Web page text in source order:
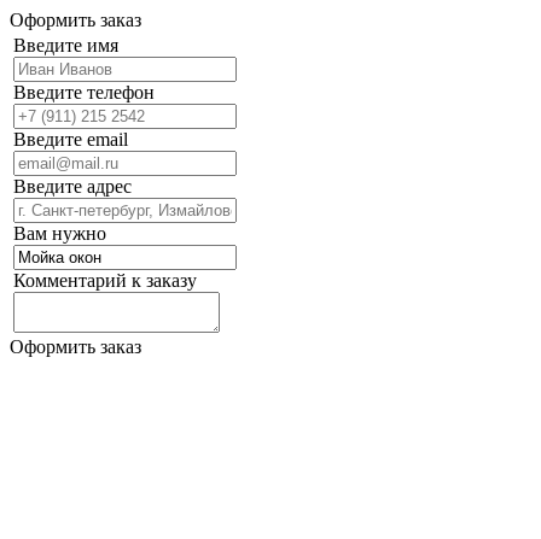
Оформить заказ
Введите имя
Введите телефон
Введите email
Введите адрес
Вам нужно
Комментарий к заказу
Оформить заказ